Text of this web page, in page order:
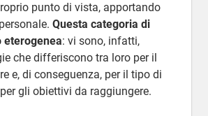
punto di vista, apportando
Questa categoria di
eterogenea: vi sono, infatti,
che differiscono tra loro per il
e, di conseguenza, per il tipo di
gli obiettivi da raggiungere.